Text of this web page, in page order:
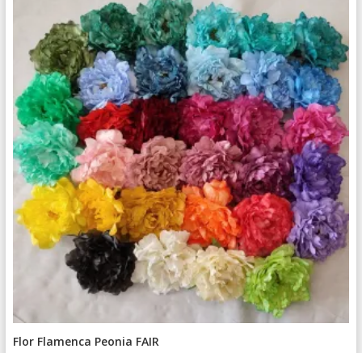
Flor Flamenca Peonia FAIR